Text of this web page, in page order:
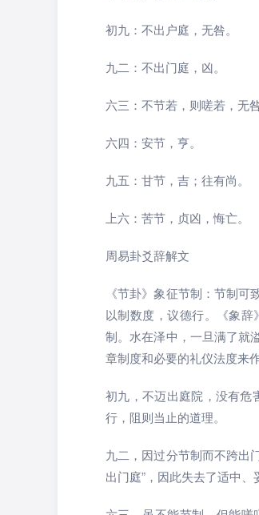
初九：不出户庭，无咎。
九二：不出门庭，凶。
六三：不节若，则嗟若，无咎
六四：安节，亨。
九五：甘节，吉；往有尚。
上六：苦节，贞凶，悔亡。
周易卦爻辞解文
《节卦》象征节制：节制
以制数度，议德行。《象
制。水在泽中，一旦满了就
章制度和必要的礼仪法度来
初九，不迈出庭院，没有危
行，阻则当止的道理。
九二，因过分节制而不跨出
出门庭”，因此失去了适中、